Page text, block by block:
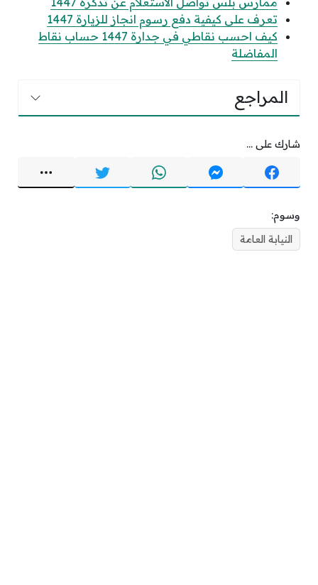
تعرف على كيفية دفع رسوم انجاز للزيارة 1447
كيف احسب نقاطي في جدارة 1447 حساب نقاط
المفاضلة
المراجع
شارك على ...
وسوم:
النيابة العامة